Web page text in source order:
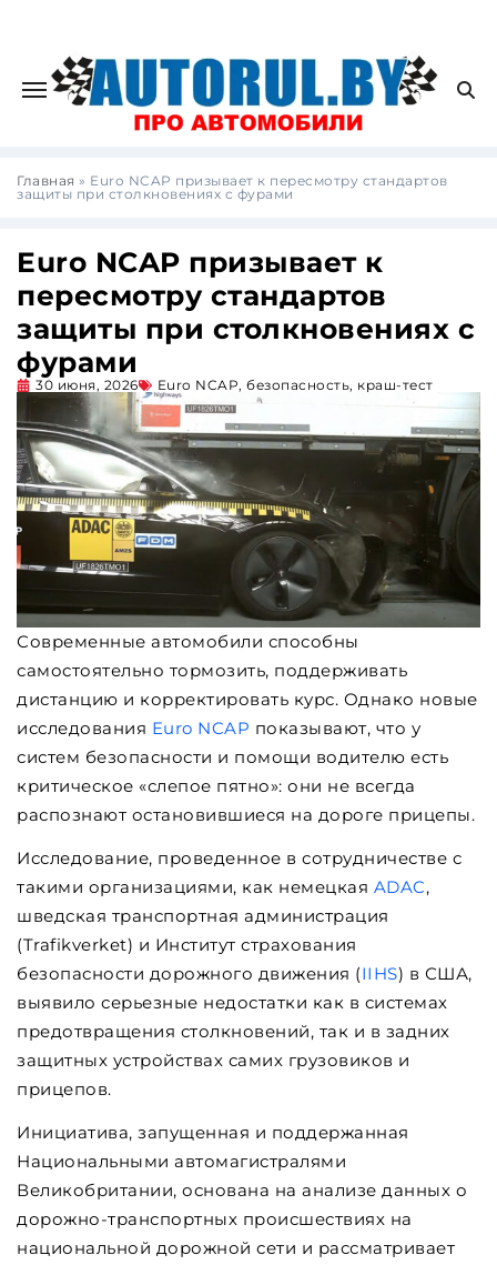
Главная » Euro NCAP призывает к пересмотру стандартов
защиты при столкновениях с фурами
Euro NCAP призывает к
пересмотру стандартов
защиты при столкновениях с
фурами
30 июня, 2026 Euro NCAP, безопасность, краш-тест
Современные автомобили способны
самостоятельно тормозить, поддерживать
дистанцию ​​и корректировать курс. Однако новые
исследования Euro NCAP показывают, что у
систем безопасности и помощи водителю есть
критическое «слепое пятно»: они не всегда
распознают остановившиеся на дороге прицепы.
Исследование, проведенное в сотрудничестве с
такими организациями, как немецкая ADAC,
шведская транспортная администрация
(Trafikverket) и Институт страхования
безопасности дорожного движения (IIHS) в США,
выявило серьезные недостатки как в системах
предотвращения столкновений, так и в задних
защитных устройствах самих грузовиков и
прицепов.
Инициатива, запущенная и поддержанная
Национальными автомагистралями
Великобритании, основана на анализе данных о
дорожно-транспортных происшествиях на
национальной дорожной сети и рассматривает